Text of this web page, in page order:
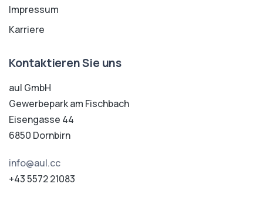
Impressum
Karriere
Kontaktieren Sie uns
aul GmbH
Gewerbepark am Fischbach
Eisengasse 44
6850 Dornbirn
info@aul.cc
+43 5572 21083